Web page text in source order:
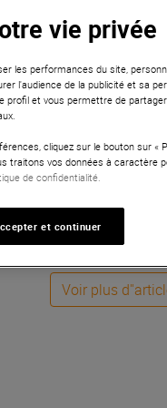
musicale.
Voir les articles
Voir plus
vie privée
les performances du site,
l'audience de la publicité et sa
profil et vous permettre de
cliquez sur le bouton sur «
traitons vos données à caractère
de confidentialité.
et continuer